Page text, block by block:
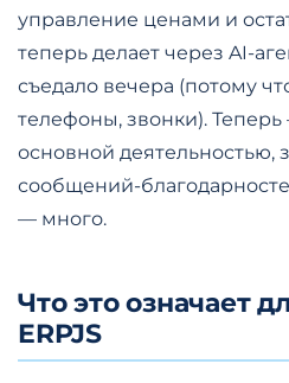
управление ценами и
теперь делает через AI-
съедало вечера (потому
телефоны, звонки).
основной деятельностью,
сообщений-
— много.
Что это означает
ERPJS